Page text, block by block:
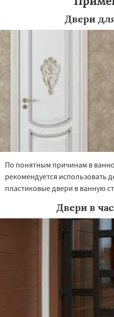
регионам
Двери
По понятным причинам в
рекомендуется использовать
пластиковые двери в ванную
Двери в
УЗНАТЬ